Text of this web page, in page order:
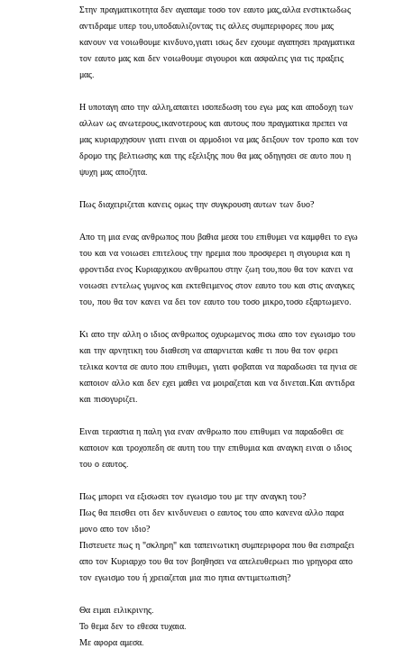
Στην πραγματικοτητα δεν αγαπαμε τοσο τον εαυτο μας,αλλα ενστικτωδως
αντιδραμε υπερ του,υποδαυλιζοντας τις αλλες συμπεριφορες που μας
κανουν να νοιωθουμε κινδυνο,γιατι ισως δεν εχουμε αγαπησει πραγματικα
τον εαυτο μας και δεν νοιωθουμε σιγουροι και ασφαλεις για τις πραξεις
μας.
Η υποταγη απο την αλλη,απαιτει ισοπεδωση του εγω μας και αποδοχη των
αλλων ως ανωτερους,ικανοτερους και αυτους που πραγματικα πρεπει να
μας κυριαρχησουν γιατι ειναι οι αρμοδιοι να μας δειξουν τον τροπο και τον
δρομο της βελτιωσης και της εξελιξης που θα μας οδηγησει σε αυτο που η
ψυχη μας αποζητα.
Πως διαχειριζεται κανεις ομως την συγκρουση αυτων των δυο?
Απο τη μια ενας ανθρωπος που βαθια μεσα του επιθυμει να καμφθει το εγω
του και να νοιωσει επιτελους την ηρεμια που προσφερει η σιγουρια και η
φροντιδα ενος Κυριαρχικου ανθρωπου στην ζωη του,που θα τον κανει να
νοιωσει εντελως γυμνος και εκτεθειμενος στον εαυτο του και στις αναγκες
του, που θα τον κανει να δει τον εαυτο του τοσο μικρο,τοσο εξαρτωμενο.
Κι απο την αλλη ο ιδιος ανθρωπος οχυρωμενος πισω απο τον εγωισμο του
και την αρνητικη του διαθεση να απαρνιεται καθε τι που θα τον φερει
τελικα κοντα σε αυτο που επιθυμει, γιατι φοβαται να παραδωσει τα ηνια σε
καποιον αλλο και δεν εχει μαθει να μοιραζεται και να δινεται.Και αντιδρα
και πισογυριζει.
Ειναι τεραστια η παλη για εναν ανθρωπο που επιθυμει να παραδοθει σε
καποιον και τροχοπεδη σε αυτη του την επιθυμια και αναγκη ειναι ο ιδιος
του ο εαυτος.
Πως μπορει να εξισωσει τον εγωισμο του με την αναγκη του?
Πως θα πεισθει οτι δεν κινδυνευει ο εαυτος του απο κανενα αλλο παρα
μονο απο τον ιδιο?
Πιστευετε πως η "σκληρη" και ταπεινωτικη συμπεριφορα που θα εισπραξει
απο τον Κυριαρχο του θα τον βοηθησει να απελευθερωει πιο γρηγορα απο
τον εγωισμο του ή χρειαζεται μια πιο ηπια αντιμετωπιση?
Θα ειμαι ειλικρινης.
Το θεμα δεν το εθεσα τυχαια.
Με αφορα αμεσα.